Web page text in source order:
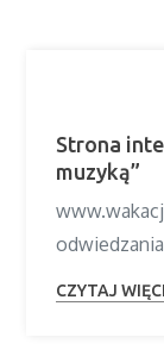
Strona
muzyką”
CZYTAJ